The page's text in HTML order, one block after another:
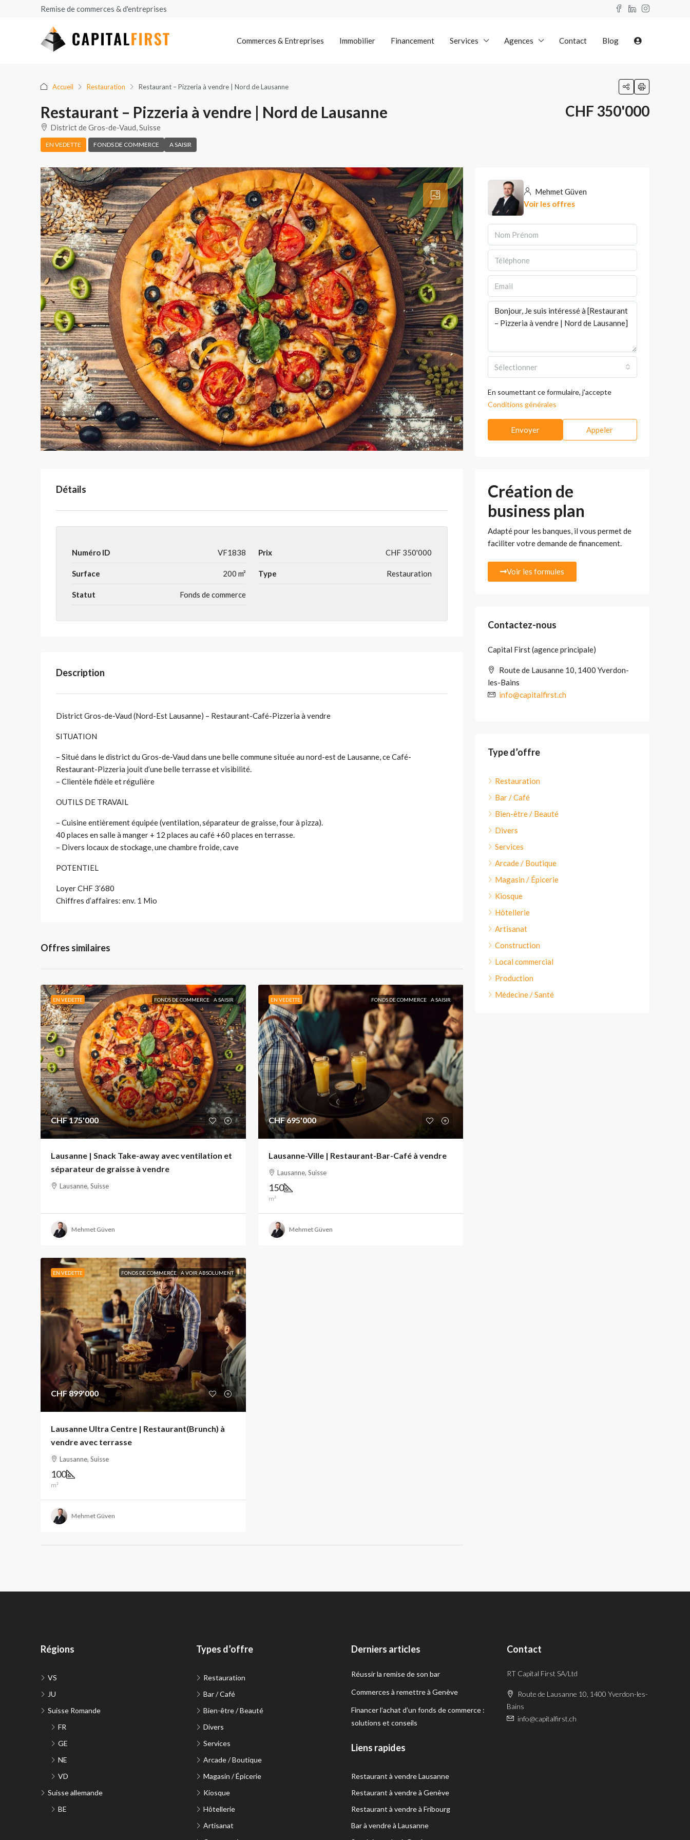
Remise de commerces & d'entreprises
Commerces & Entreprises Immobilier Financement Services Agences Contact Blog
Accueil Restauration Restaurant – Pizzeria à vendre | Nord de Lausanne
Restaurant – Pizzeria à vendre | Nord de Lausanne
District de Gros-de-Vaud, Suisse
EN VEDETTE FONDS DE COMMERCE A SAISIR
CHF 350'000
Détails
Numéro ID VF1838 Prix CHF 350'000
Surface 200 m² Type Restauration
Statut Fonds de commerce
Description
District Gros-de-Vaud (Nord-Est Lausanne) – Restaurant-Café-Pizzeria à vendre
SITUATION
– Situé dans le district du Gros-de-Vaud dans une belle commune située au nord-est de Lausanne, ce Café-
Restaurant-Pizzeria jouit d’une belle terrasse et visibilité.
– Clientèle fidèle et régulière
OUTILS DE TRAVAIL
– Cuisine entièrement équipée (ventilation, séparateur de graisse, four à pizza).
40 places en salle à manger + 12 places au café +60 places en terrasse.
– Divers locaux de stockage, une chambre froide, cave
POTENTIEL
Loyer CHF 3’680
Chiffres d’affaires: env. 1 Mio
Offres similaires
EN VEDETTE FONDS DE COMMERCE A SAISIR
CHF 175'000
Lausanne | Snack Take-away avec ventilation et
séparateur de graisse à vendre
Lausanne, Suisse
Mehmet Güven
EN VEDETTE FONDS DE COMMERCE A SAISIR
CHF 695'000
Lausanne-Ville | Restaurant-Bar-Café à vendre
Lausanne, Suisse
150
m²
Mehmet Güven
EN VEDETTE FONDS DE COMMERCE A VOIR ABSOLUMENT
CHF 899'000
Lausanne Ultra Centre | Restaurant(Brunch) à
vendre avec terrasse
Lausanne, Suisse
100
m²
Mehmet Güven
Mehmet Güven
Voir les offres
Sélectionner
En soumettant ce formulaire, j'accepte
Conditions générales
Envoyer Appeler
Création de
business plan
Adapté pour les banques, il vous permet de
faciliter votre demande de financement.
Voir les formules
Contactez-nous
Capital First (agence principale)
Route de Lausanne 10, 1400 Yverdon-
les-Bains
info@capitalfirst.ch
Type d’offre
Restauration
Bar / Café
Bien-être / Beauté
Divers
Services
Arcade / Boutique
Magasin / Épicerie
Kiosque
Hôtellerie
Artisanat
Construction
Local commercial
Production
Médecine / Santé
Régions
VS
JU
Suisse Romande
FR
GE
NE
VD
Suisse allemande
BE
Types d’offre
Restauration
Bar / Café
Bien-être / Beauté
Divers
Services
Arcade / Boutique
Magasin / Épicerie
Kiosque
Hôtellerie
Artisanat
Derniers articles
Réussir la remise de son bar
Commerces à remettre à Genève
Financer l’achat d’un fonds de commerce :
solutions et conseils
Liens rapides
Restaurant à vendre Lausanne
Restaurant à vendre à Genève
Restaurant à vendre à Fribourg
Bar à vendre à Lausanne
Contact
RT Capital First SA/Ltd
Route de Lausanne 10, 1400 Yverdon-les-
Bains
info@capitalfirst.ch